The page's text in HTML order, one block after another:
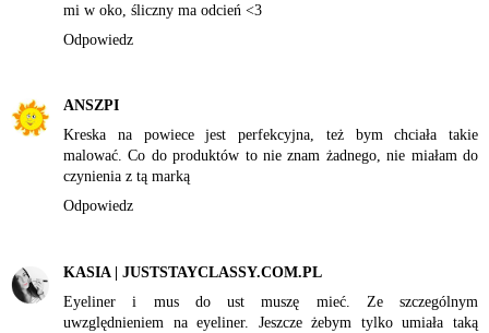
mi w oko, śliczny ma odcień <3
Odpowiedz
ANSZPI
Kreska na powiece jest perfekcyjna, też bym chciała takie
malować. Co do produktów to nie znam żadnego, nie miałam do
czynienia z tą marką
Odpowiedz
KASIA | JUSTSTAYCLASSY.COM.PL
Eyeliner i mus do ust muszę mieć. Ze szczególnym
uwzględnieniem na eyeliner. Jeszcze żebym tylko umiała taką